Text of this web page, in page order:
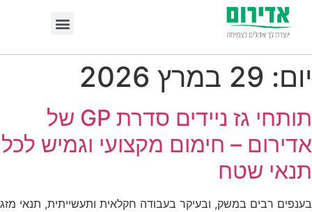
יום: 29 במרץ 2026
תותחי גז ניידים סדרת GP של
אדירום – חימום מקצועי וגמיש לכל
תנאי שטח
בענפים רבים במשק, ובעיקר בעבודה חקלאית ותעשייתית, תנאי מזג